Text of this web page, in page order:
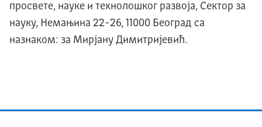
просвете, науке и технолошког развоја, Сектор за
науку, Немањина 22-26, 11000 Београд са
назнаком: за Мирјану Димитријевић.